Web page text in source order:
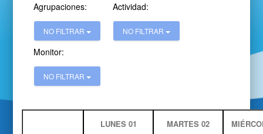
Agrupaciones:
NO FILTRAR
Actividad:
NO FILTRAR
Monitor:
NO FILTRAR
LUNES 01 MARTES 02